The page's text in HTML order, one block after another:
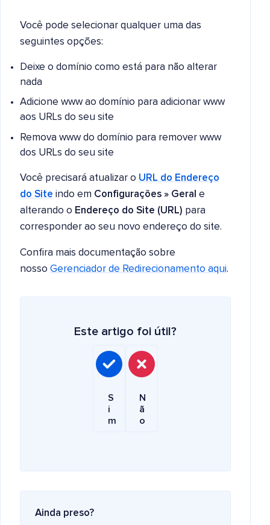
Você pode selecionar qualquer uma das
seguintes opções:
Deixe o domínio como está para não alterar
nada
Adicione www ao domínio para adicionar www
aos URLs do seu site
Remova www do domínio para remover www
dos URLs do seu site
Você precisará atualizar o URL do Endereço
do Site indo em Configurações » Geral e
alterando o Endereço do Site (URL) para
corresponder ao seu novo endereço do site.
Confira mais documentação sobre
nosso Gerenciador de Redirecionamento aqui.
Este artigo foi útil?
S
i
m
N
ã
o
Ainda preso?